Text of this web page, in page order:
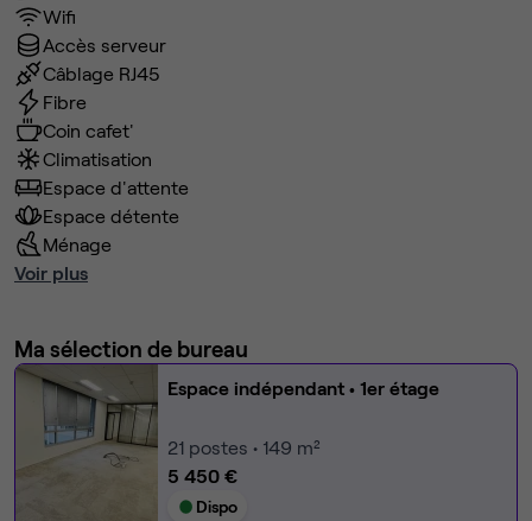
Wifi
Accès serveur
Câblage RJ45
Fibre
Coin cafet'
Climatisation
Espace d'attente
Espace détente
Ménage
Voir plus
Ma sélection de bureau
Espace indépendant • 1er étage
21 postes • 149 m²
5 450 €
Dispo